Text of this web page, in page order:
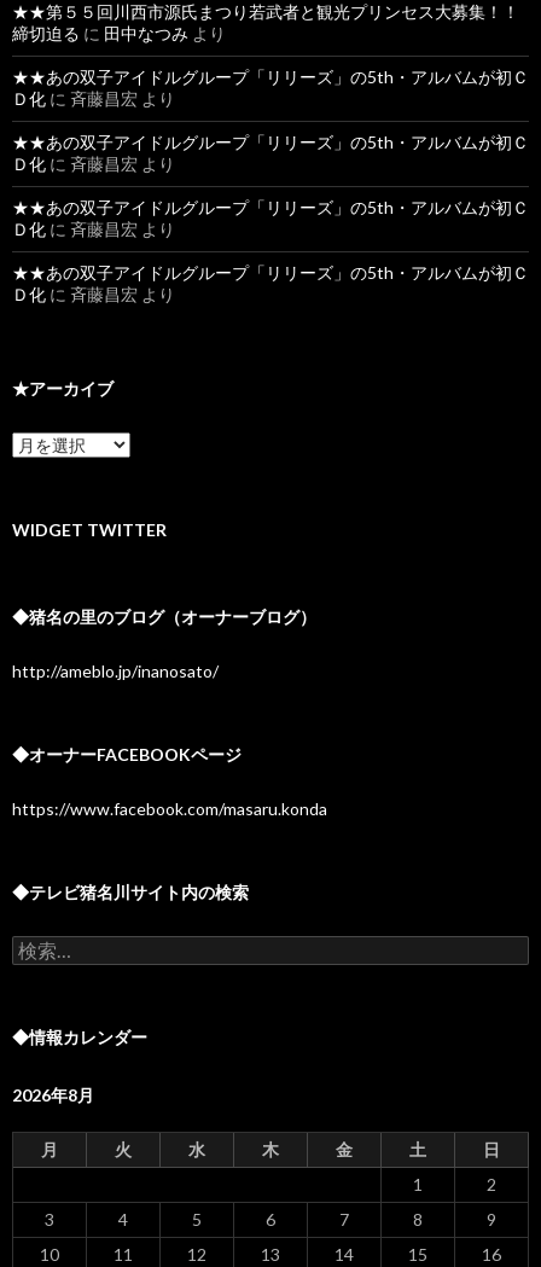
★★第５５回川西市源氏まつり若武者と観光プリンセス大募集！！
締切迫る に 田中なつみ より
★★あの双子アイドルグループ「リリーズ」の5th・アルバムが初Ｃ
Ｄ化 に 斉藤昌宏 より
★★あの双子アイドルグループ「リリーズ」の5th・アルバムが初Ｃ
Ｄ化 に 斉藤昌宏 より
★★あの双子アイドルグループ「リリーズ」の5th・アルバムが初Ｃ
Ｄ化 に 斉藤昌宏 より
★★あの双子アイドルグループ「リリーズ」の5th・アルバムが初Ｃ
Ｄ化 に 斉藤昌宏 より
★アーカイブ
★
ア
イ
WIDGET TWITTER
◆猪名の里のブログ（オーナーブログ）
http://ameblo.jp/inanosato/
◆オーナーFACEBOOKページ
https://www.facebook.com/masaru.konda
◆テレビ猪名川サイト内の検索
検
索:
◆情報カレンダー
2026年8月
月 火 水 木 金 土
日
1
2
3
4 5 6 7 8
9
10
11 12 13 14 15
16